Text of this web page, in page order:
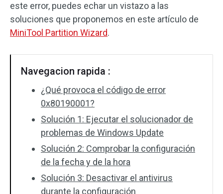
este error, puedes echar un vistazo a las
soluciones que proponemos en este artículo de
MiniTool Partition Wizard.
Navegacion rapida :
¿Qué provoca el código de error
0x80190001?
Solución 1: Ejecutar el solucionador de
problemas de Windows Update
Solución 2: Comprobar la configuración
de la fecha y de la hora
Solución 3: Desactivar el antivirus
durante la configuración